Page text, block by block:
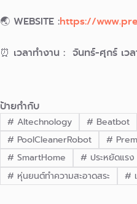
🌏 WEBSITE :https://
⏰ เวลาทำงาน : จันทร์-ศุกร์ เว
ป้ายกำกับ
# AItechnology # Beatbot
# PoolCleanerRobot #
# SmartHome # ประหยัดแรง
# หุ่นยนต์ทำความสะอาดสระ #